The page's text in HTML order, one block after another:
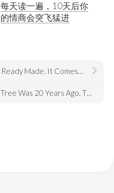
每天读一遍，10天后你
的情商会突飞猛进
Happiness Is Not Something Ready Made. It Comes From Your Own Actions.
The Best Time to Plant a Tree Was 20 Years Ago. The Second Best Time Is Now.